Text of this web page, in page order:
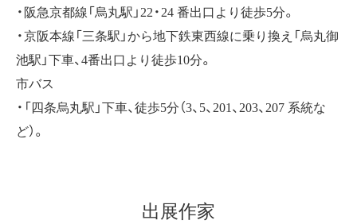
・阪急京都線「烏丸駅」22・24 番出口より徒歩5分。
・京阪本線「三条駅」から地下鉄東西線に乗り換え「烏丸御
池駅」下車、4番出口より徒歩10分。
市バス
・「四条烏丸駅」下車、徒歩5分（3、5、201、203、207 系統な
ど）。
出展作家